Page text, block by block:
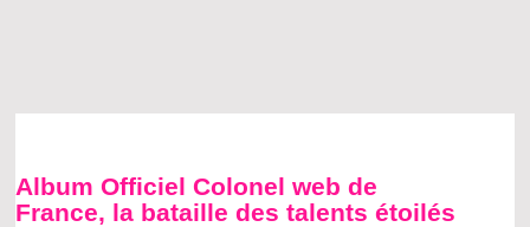
Album Officiel Colonel web de
France, la bataille des talents étoilés